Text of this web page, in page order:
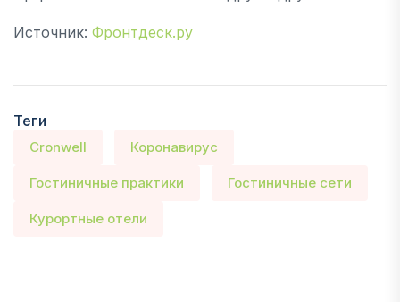
Источник: Фронтдеск.ру
Теги
Cronwell Коронавирус
Гостиничные практики Гостиничные сети
Курортные отели